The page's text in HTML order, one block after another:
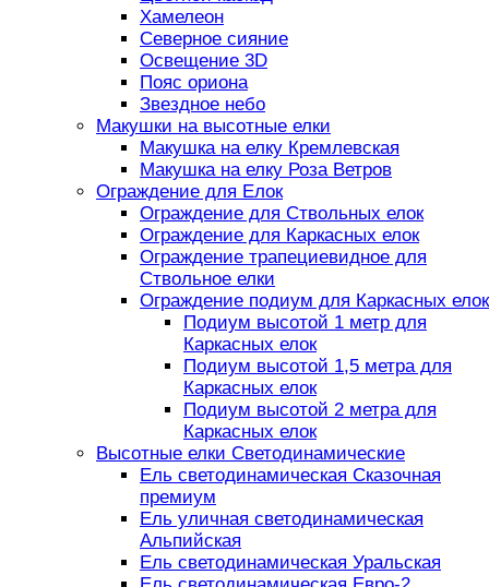
Хамелеон
Северное сияние
Освещение 3D
Пояс ориона
Звездное небо
Макушки на высотные елки
Макушка на елку Кремлевская
Макушка на елку Роза Ветров
Ограждение для Елок
Ограждение для Ствольных елок
Ограждение для Каркасных елок
Ограждение трапециевидное для
Ствольное елки
Ограждение подиум для Каркасных елок
Подиум высотой 1 метр для
Каркасных елок
Подиум высотой 1,5 метра для
Каркасных елок
Подиум высотой 2 метра для
Каркасных елок
Высотные елки Светодинамические
Ель светодинамическая Сказочная
премиум
Ель уличная светодинамическая
Альпийская
Ель светодинамическая Уральская